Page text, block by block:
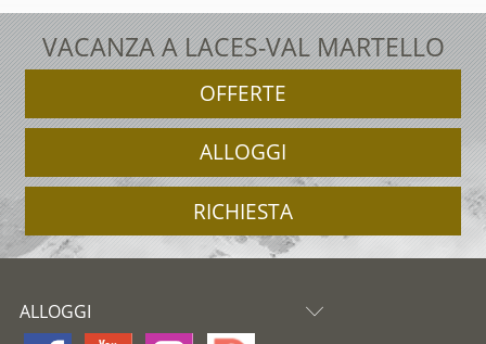
VACANZA A LACES-VAL MARTELLO
OFFERTE
ALLOGGI
RICHIESTA
ALLOGGI